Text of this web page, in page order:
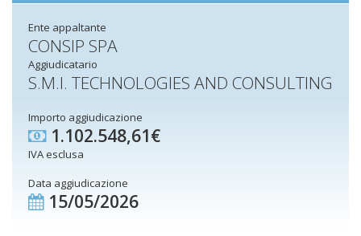
Ente appaltante
CONSIP SPA
Aggiudicatario
S.M.I. TECHNOLOGIES AND CONSULTING
Importo aggiudicazione
1.102.548,61€
IVA esclusa
Data aggiudicazione
15/05/2026